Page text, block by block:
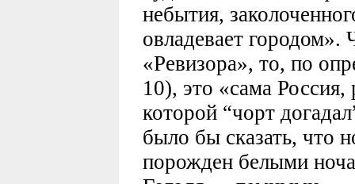
небытия,
овладевает городом».
«Ревизора», то, по
10), это «сама Россия,
которой “чорт
было бы сказать, что
порожден белыми